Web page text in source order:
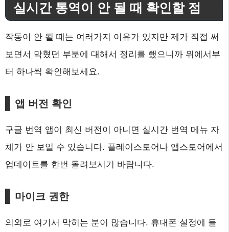
실시간 통역이 안 될 때 확인할 점
작동이 안 될 때는 여러가지 이유가 있지만 제가 직접 써
보면서 막혔던 부분에 대해서 정리를 했으니까 위에서부
터 하나씩 확인해보세요.
앱 버전 확인
구글 번역 앱이 최신 버전이 아니면 실시간 번역 메뉴 자
체가 안 보일 수 있습니다. 플레이스토어나 앱스토어에서
업데이트를 한번 돌려보시기 바랍니다.
마이크 권한
의외로 여기서 막히는 분이 많습니다. 휴대폰 설정에 들